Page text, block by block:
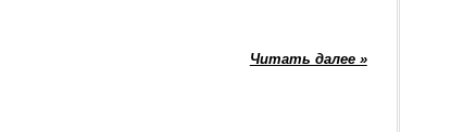
Читать далее »